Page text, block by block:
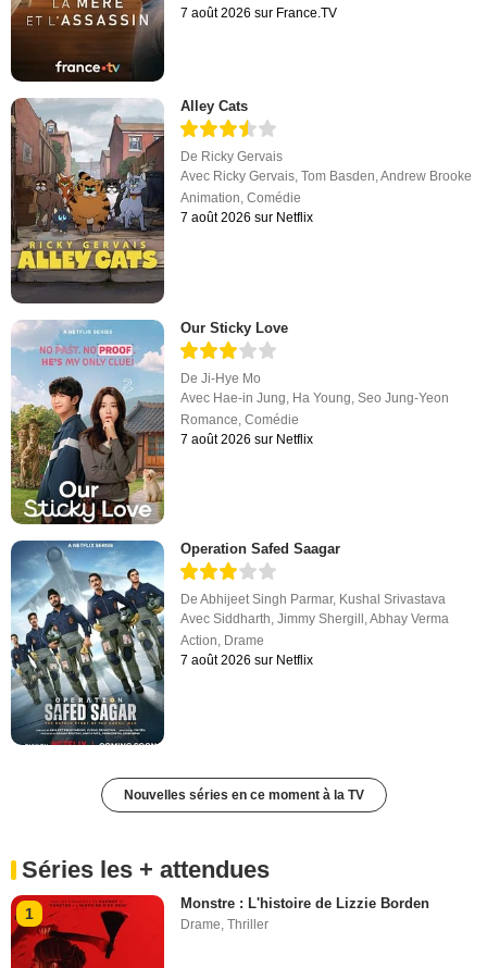
7 août 2026 sur France.TV
Alley Cats
De Ricky Gervais
Avec Ricky Gervais,Tom Basden,Andrew Brooke
Animation,Comédie
7 août 2026 sur Netflix
Our Sticky Love
DeJi-Hye Mo
Avec Hae-in Jung Ha Young ,Seo Jung-Yeon
Romance ,Comédie
7 août 2026 sur Netflix
Operation Safed Saagar
DeAbhijeet Singh Parmar, Kushal Srivastava
AvecSiddharth,Jimmy Shergill,Abhay Verma
Action, Drame
7 août 2026 sur Netflix
Nouvelles séries en ce moment à la TV
Séries les + attendues
1
Monstre : L'histoire de Lizzie Borden
Drame,Thriller